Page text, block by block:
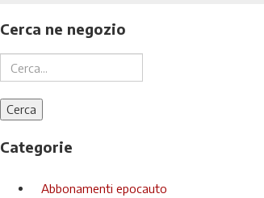
Cerca ne negozio
Categorie
Abbonamenti epocauto